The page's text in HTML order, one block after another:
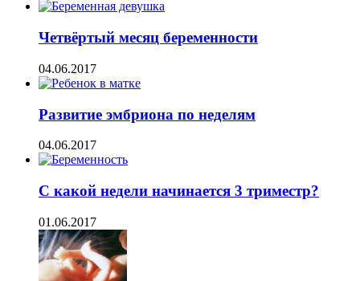
Четвёртый месяц беременности
04.06.2017
Развитие эмбриона по неделям
04.06.2017
С какой недели начинается 3 триместр?
01.06.2017